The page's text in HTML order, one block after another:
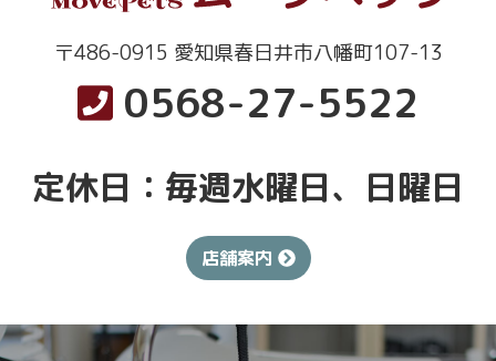
〒486-0915 愛知県春日井市八幡町107-13
0568-27-5522
定休日：毎週水曜日、日曜日
店舗案内